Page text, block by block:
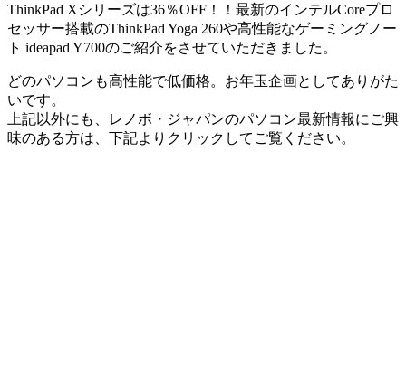
ThinkPad Xシリーズは36％OFF！！最新のインテルCoreプロ
セッサー搭載のThinkPad Yoga 260や高性能なゲーミングノー
ト ideapad Y700のご紹介をさせていただきました。
どのパソコンも高性能で低価格。お年玉企画としてありがた
いです。
上記以外にも、レノボ・ジャパンのパソコン最新情報にご興
味のある方は、下記よりクリックしてご覧ください。